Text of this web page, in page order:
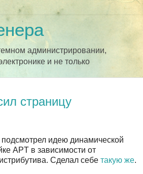
администрировании,
и не только
страницу
подсмотрел идею динамической
APT в зависимости от
Сделал себе такую же.